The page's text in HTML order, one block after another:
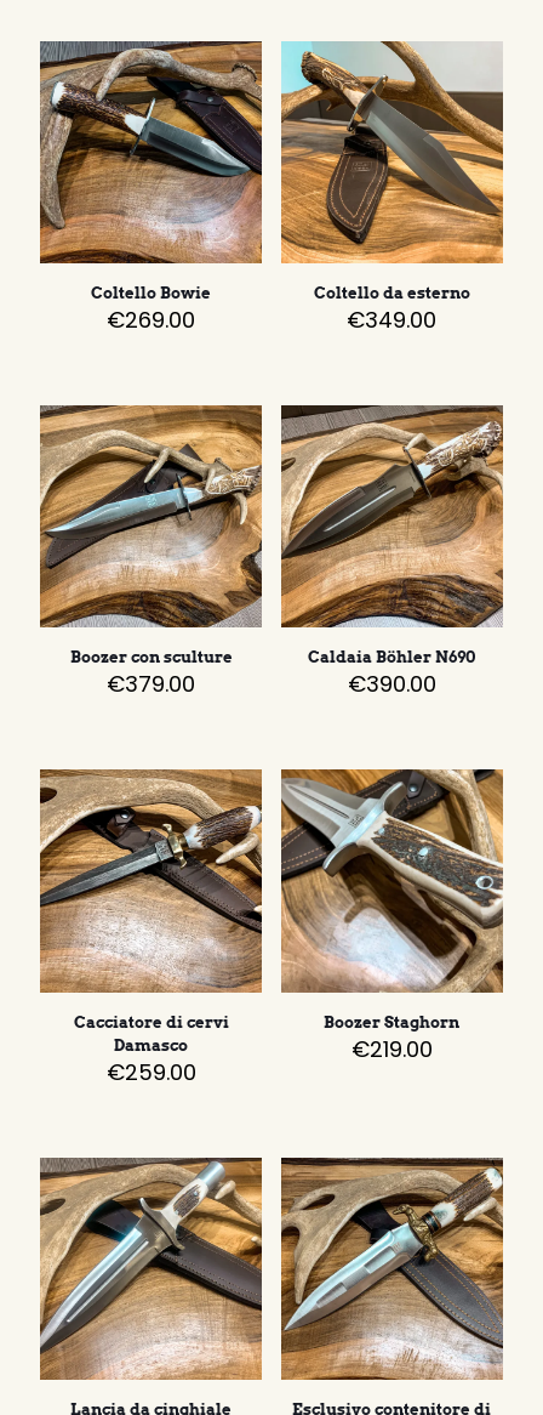
Coltello Bowie
€269.00
Coltello da esterno
€349.00
Boozer con sculture
€379.00
Caldaia Böhler N690
€390.00
Cacciatore di cervi
Damasco
€259.00
Boozer Staghorn
€219.00
Lancia da cinghiale Esclusivo contenitore di